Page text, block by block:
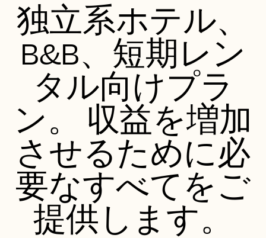
独立系ホテル、
B&B、短期レン
タル向けプラ
ン。 収益を増加
させるために必
要なすべてをご
提供します。